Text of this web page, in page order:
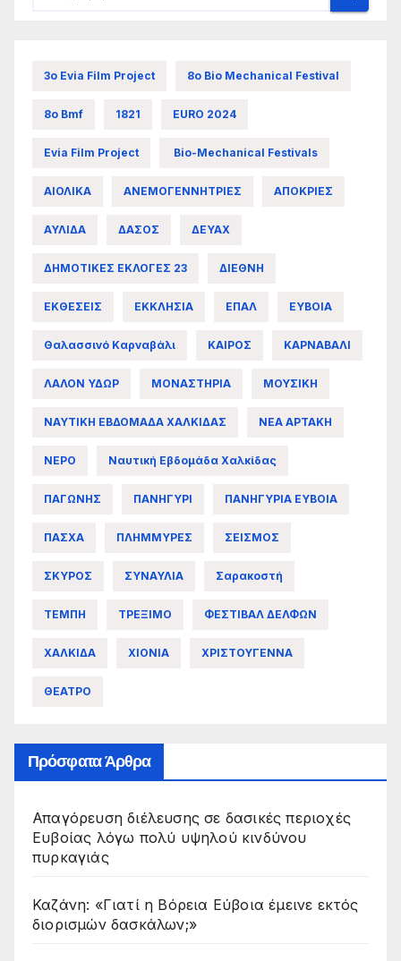
3ο Evia Film Project 8ο Bio Mechanical Festival
8ο Bmf 1821 EURO 2024
Evia Film Project Bio-Mechanical Festivals
ΑΙΟΛΙΚΑ ΑΝΕΜΟΓΕΝΝΗΤΡΙΕΣ ΑΠΟΚΡΙΕΣ
ΑΥΛΙΔΑ ΔΑΣΟΣ ΔΕΥΑΧ
ΔΗΜΟΤΙΚΕΣ ΕΚΛΟΓΕΣ 23 ΔΙΕΘΝΗ
ΕΚΘΕΣΕΙΣ ΕΚΚΛΗΣΙΑ ΕΠΑΛ ΕΥΒΟΙΑ
Θαλασσινό Καρναβάλι ΚΑΙΡΟΣ ΚΑΡΝΑΒΑΛΙ
ΛΑΛΟΝ ΥΔΩΡ ΜΟΝΑΣΤΗΡΙΑ ΜΟΥΣΙΚΗ
ΝΑΥΤΙΚΗ ΕΒΔΟΜΑΔΑ ΧΑΛΚΙΔΑΣ ΝΕΑ ΑΡΤΑΚΗ
ΝΕΡΟ Ναυτική Εβδομάδα Χαλκίδας
ΠΑΓΩΝΗΣ ΠΑΝΗΓΥΡΙ ΠΑΝΗΓΥΡΙΑ ΕΥΒΟΙΑ
ΠΑΣΧΑ ΠΛΗΜΜΥΡΕΣ ΣΕΙΣΜΟΣ
ΣΚΥΡΟΣ ΣΥΝΑΥΛΙΑ Σαρακοστή
ΤΕΜΠΗ ΤΡΕΞΙΜΟ ΦΕΣΤΙΒΑΛ ΔΕΛΦΩΝ
ΧΑΛΚΙΔΑ ΧΙΟΝΙΑ ΧΡΙΣΤΟΥΓΕΝΝΑ
ΘΕΑΤΡΟ
Πρόσφατα Άρθρα
Απαγόρευση διέλευσης σε δασικές περιοχές
Ευβοίας λόγω πολύ υψηλού κινδύνου
πυρκαγιάς
Καζάνη: «Γιατί η Βόρεια Εύβοια έμεινε εκτός
διορισμών δασκάλων;»